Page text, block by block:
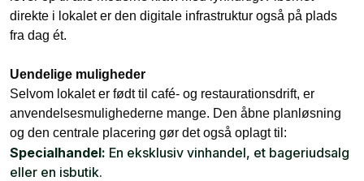
direkte i lokalet er den digitale infrastruktur også på plads
fra dag ét.
Uendelige muligheder
Selvom lokalet er født til café- og restaurationsdrift, er
anvendelsesmulighederne mange. Den åbne planløsning
og den centrale placering gør det også oplagt til:
Specialhandel: En eksklusiv vinhandel, et bageriudsalg
eller en isbutik.